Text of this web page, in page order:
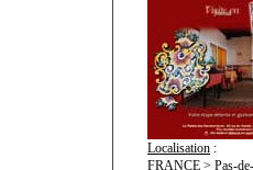
Localisation :
FRANCE > Pas-